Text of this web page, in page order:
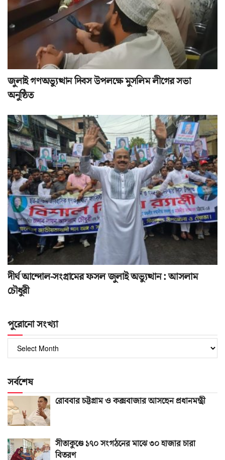
জুলাই গণঅভ্যুত্থান দিবস উপলক্ষে মুসলিম লীগের সভা
অনুষ্ঠিত
দীর্ঘ আন্দোল-সংগ্রামের ফসল জুলাই অভ্যুত্থান : আসলাম
চৌধুরী
পুরোনো সংখ্যা
সংখ্যা
সর্বশেষ
রোববার চট্টগ্রাম ও কক্সবাজার আসছেন প্রধানমন্ত্রী
সীতাকুণ্ডে ১৭০ সংগঠনের মাঝে ৩০ হাজার চারা
বিতরণ